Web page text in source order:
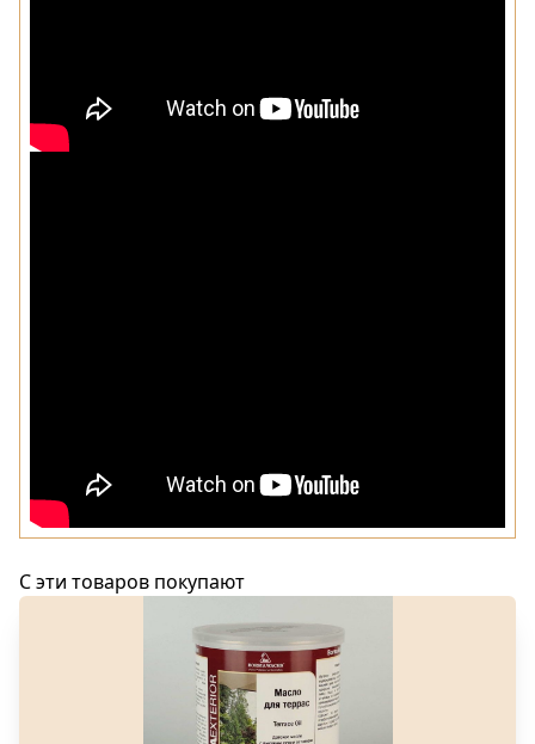
С эти товаров покупают